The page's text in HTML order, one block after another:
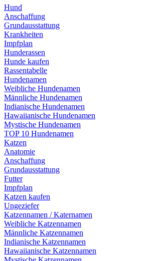
Hund
Anschaffung
Grundausstattung
Krankheiten
Impfplan
Hunderassen
Hunde kaufen
Rassentabelle
Hundenamen
Weibliche Hundenamen
Männliche Hundenamen
Indianische Hundenamen
Hawaiianische Hundenamen
Mystische Hundenamen
TOP 10 Hundenamen
Katzen
Anatomie
Anschaffung
Grundausstattung
Futter
Impfplan
Katzen kaufen
Ungeziefer
Katzennamen / Katernamen
Weibliche Katzennamen
Männliche Katzennamen
Indianische Katzennamen
Hawaiianische Katzennamen